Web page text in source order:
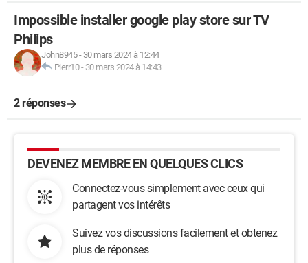
Impossible installer google play store sur TV
Philips
John8945- 30 mars 2024 à 12:44
Pierr10- 30 mars 2024 à 14:43
2 réponses
DEVENEZ MEMBRE EN QUELQUES CLICS
Connectez-vous simplement avec ceux qui
partagent vos intérêts
Suivez vos discussions facilement et obtenez
plus de réponses